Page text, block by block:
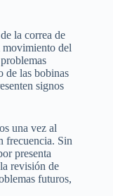
la correa de
movimiento del
de las bobinas
signos
una vez al
frecuencia. Sin
presenta
revisión de
futuros,